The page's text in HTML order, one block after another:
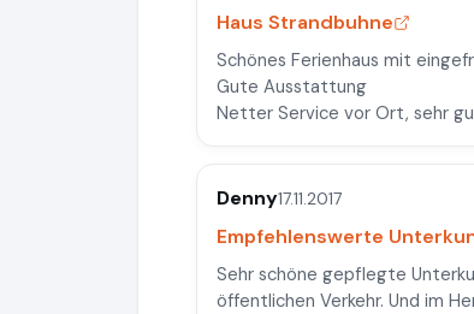
Haus Strandbuhne
Schönes Ferienhaus mit
Gute Ausstattung
Netter Service vor Ort, sehr
Denny17.11.2017
Empfehlenswerte
Sehr schöne gepflegte
öffentlichen Verkehr. Und im